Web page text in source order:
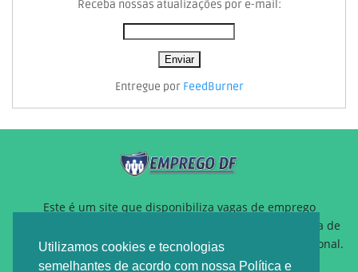
Utilizamos cookies e tecnologias
semelhantes de acordo com nossa Política e
Receba nossas atualizações por e-mail:
Entregue por FeedBurner
Este é um site que disponibiliza vagas de emprego
gratuitamente para auxiliar pessoas que estão a procura de
um novo emprego ou querem reposicionamento profissional.